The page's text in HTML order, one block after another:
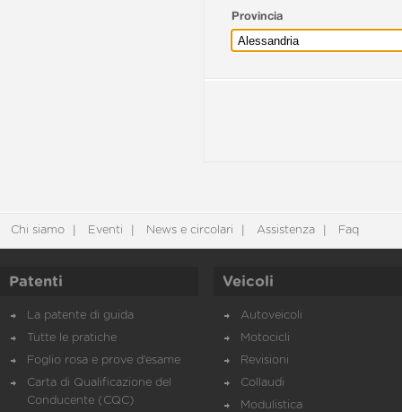
Provincia
Chi siamo Eventi News e circolari Assistenza Faq
Patenti
La patente di guida
Tutte le pratiche
Foglio rosa e prove d’esame
Carta di Qualificazione del
Conducente (CQC)
Veicoli
Autoveicoli
Motocicli
Revisioni
Collaudi
Modulistica